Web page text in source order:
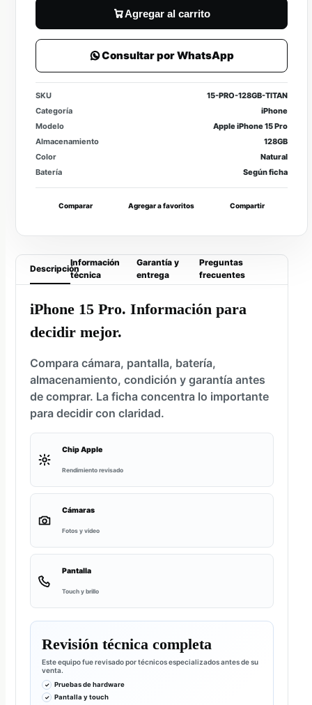
Agregar al carrito
Consultar por WhatsApp
SKU
15-PRO-128GB-TITAN
Categoría
iPhone
Modelo
Apple iPhone 15 Pro
Almacenamiento
128GB
Color
Natural
Batería
Según ficha
Comparar Agregar a favoritos Compartir
Descripción
Información
técnica
Garantía y
entrega
Preguntas
frecuentes
iPhone 15 Pro. Información para
decidir mejor.
Compara cámara, pantalla, batería,
almacenamiento, condición y garantía antes
de comprar. La ficha concentra lo importante
para decidir con claridad.
Chip Apple
Rendimiento revisado
Cámaras
Fotos y video
Pantalla
Touch y brillo
Revisión técnica completa
Este equipo fue revisado por técnicos especializados antes de su
venta.
Pruebas de hardware
Pantalla y touch